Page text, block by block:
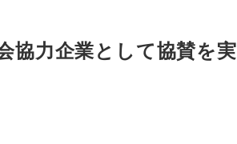
協力企業として協賛を実